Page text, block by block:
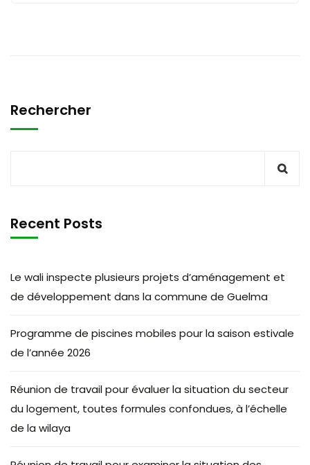
Rechercher
Recent Posts
Le wali inspecte plusieurs projets d’aménagement et
de développement dans la commune de Guelma
Programme de piscines mobiles pour la saison estivale
de l’année 2026
Réunion de travail pour évaluer la situation du secteur
du logement, toutes formules confondues, à l’échelle
de la wilaya